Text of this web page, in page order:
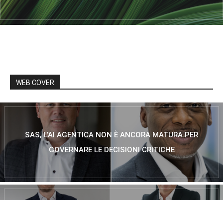
WEB COVER
SAS, L’AI AGENTICA NON È ANCORA MATURA PER
GOVERNARE LE DECISIONI CRITICHE